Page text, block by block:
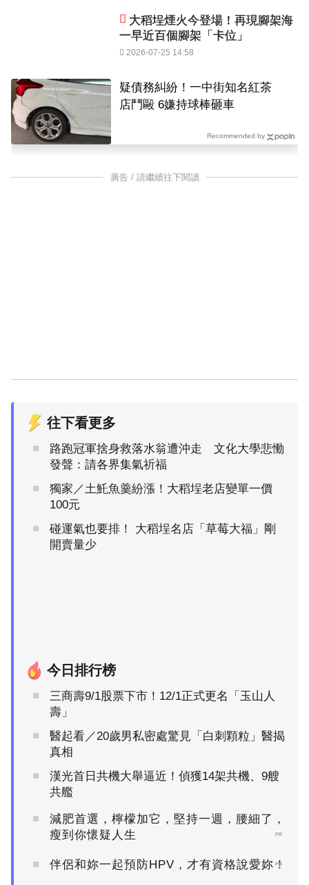
大稻埕煙火今登場！再現腳架海
一早近百個腳架「卡位」
2026-07-25 14:58
疑債務糾紛！一中街知名紅茶
店鬥毆 6嫌持球棒砸車
Recommended by
廣告 / 請繼續往下閱讀
往下看更多
路跑冠軍捨身救落水翁遭沖走 文化大學悲慟
發聲：請各界集氣祈福
獨家／土魠魚羹紛漲！大稻埕老店變單一價
100元
碰運氣也要排！ 大稻埕名店「草莓大福」剛
開賣量少
今日排行榜
三商壽9/1股票下市！12/1正式更名「玉山人
壽」
醫起看／20歲男私密處驚見「白刺顆粒」醫揭
真相
漢光首日共機大舉逼近！偵獲14架共機、9艘
共艦
減肥首選，檸檬加它，堅持一週，腰細了，
瘦到你懷疑人生
PR
伴侶和妳一起預防HPV，才有資格說愛妳！
PR